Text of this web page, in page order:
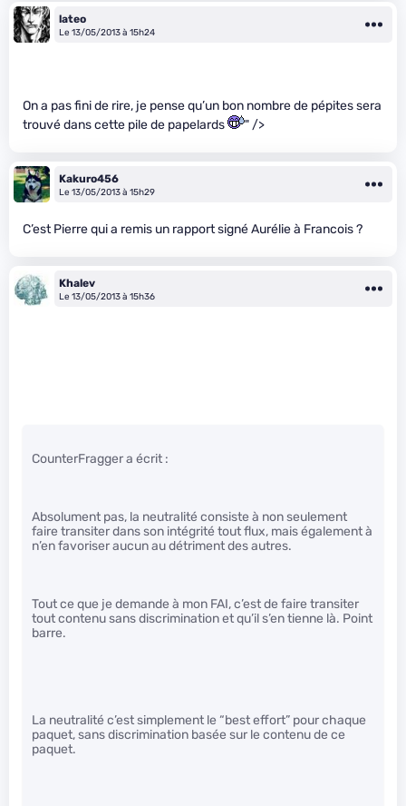
lateo
Le 13/05/2013 à 15h24
On a pas fini de rire, je pense qu’un bon nombre de pépites sera
trouvé dans cette pile de papelards
" />
Kakuro456
Le 13/05/2013 à 15h29
C’est Pierre qui a remis un rapport signé Aurélie à Francois ?
Khalev
Le 13/05/2013 à 15h36
CounterFragger a écrit :
Absolument pas, la neutralité consiste à non seulement
faire transiter dans son intégrité tout flux, mais également à
n’en favoriser aucun au détriment des autres.
Tout ce que je demande à mon FAI, c’est de faire transiter
tout contenu sans discrimination et qu’il s’en tienne là. Point
barre.
La neutralité c’est simplement le “best effort” pour chaque
paquet, sans discrimination basée sur le contenu de ce
paquet.